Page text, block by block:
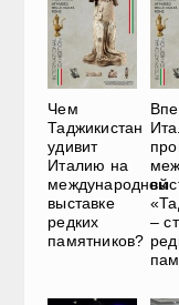
Чем
Таджикистан
удивит
Италию на
международной
выставке
редких
памятников?
–